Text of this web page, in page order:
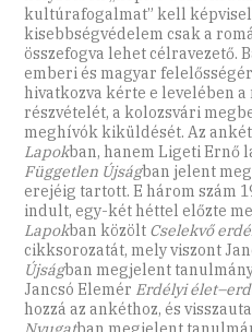
kultúrafogalmat” kell
kisebbségvédelem csak a
összefogva lehet célravezető.
emberi és magyar
hivatkozva kérte e levelében
részvételét, a kolozsvári
meghívók kiküldését. Az
Lapokban, hanem Ligeti Ernő
Független Újságban jelent
erejéig tartott. E három szám
indult, egy-két héttel előzte
Lapokban közölt Cselekvő
cikksorozatát, mely viszont
Újságban megjelent
Jancsó Elemér Erdélyi
hozzá az ankéthoz, és